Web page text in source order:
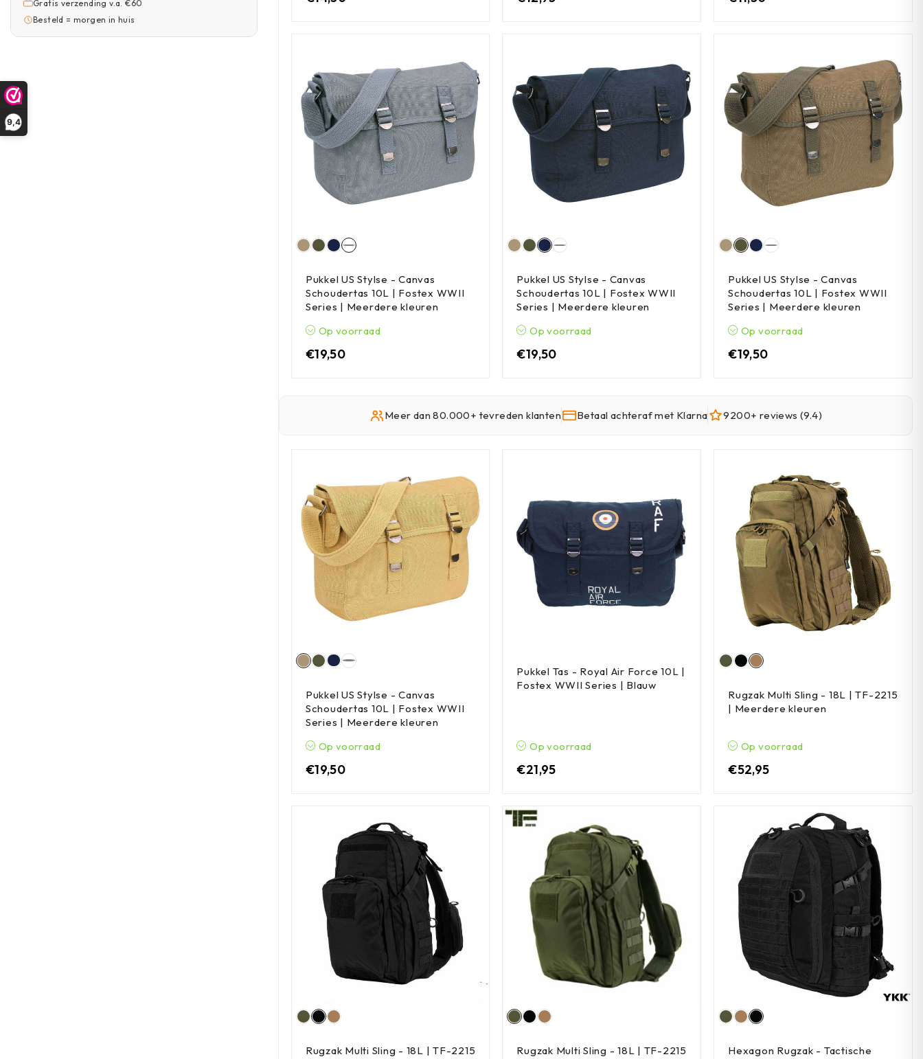
9,4
Gratis verzending v.a. €60
Besteld = morgen in huis
Pukkel US Stylse - Canvas
Schoudertas 10L | Fostex WWII
Series | Meerdere kleuren
Op voorraad
€19,50
Pukkel US Stylse - Canvas
Schoudertas 10L | Fostex WWII
Series | Meerdere kleuren
Op voorraad
€19,50
Pukkel US Stylse - Canvas
Schoudertas 10L | Fostex WWII
Series | Meerdere kleuren
Op voorraad
€19,50
Meer dan 80.000+ tevreden klanten Betaal achteraf met Klarna 9200+ reviews (9.4)
Pukkel US Stylse - Canvas
Schoudertas 10L | Fostex WWII
Series | Meerdere kleuren
Op voorraad
€19,50
Pukkel Tas - Royal Air Force 10L |
Fostex WWII Series | Blauw
Op voorraad
€21,95
Rugzak Multi Sling - 18L | TF-2215
| Meerdere kleuren
Op voorraad
€52,95
Rugzak Multi Sling - 18L | TF-2215
Rugzak Multi Sling - 18L | TF-2215
Hexagon Rugzak - Tactische